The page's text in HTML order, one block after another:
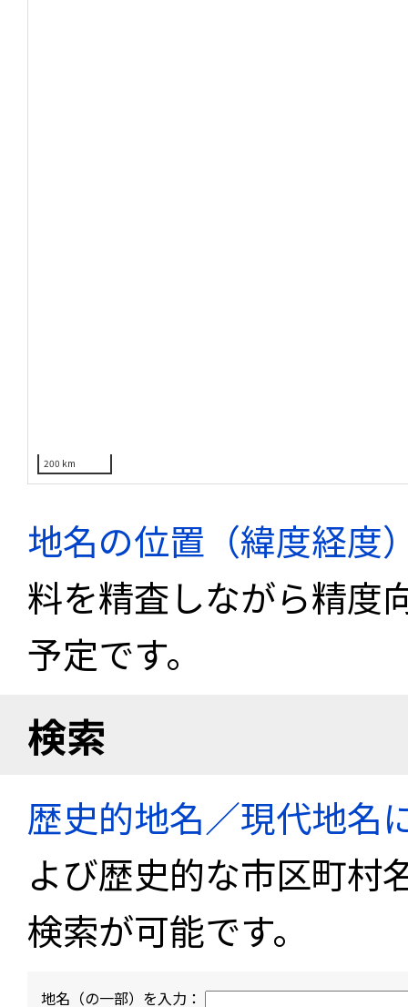
200 km
地名の位置（緯度経度
料を精査しながら精度
予定です。
検索
歴史的地名／現代地名
よび歴史的な市区町村
検索が可能です。
地名（の一部）を入力：